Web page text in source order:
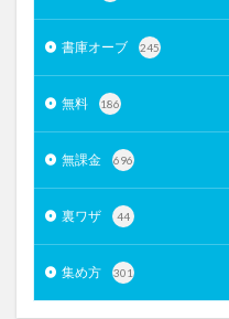
書庫オーブ 245
無料 186
無課金 696
裏ワザ 44
集め方 301